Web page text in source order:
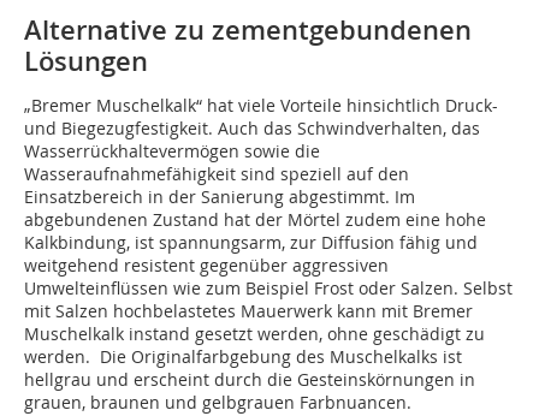
Alternative zu zementgebundenen
Lösungen
„Bremer Muschelkalk“ hat viele Vorteile hinsichtlich Druck-
und Biegezugfestigkeit. Auch das Schwindverhalten, das
Wasserrückhaltevermögen sowie die
Wasseraufnahmefähigkeit sind speziell auf den
Einsatzbereich in der Sanierung abgestimmt. Im
abgebundenen Zustand hat der Mörtel zudem eine hohe
Kalkbindung, ist spannungsarm, zur Diffusion fähig und
weitgehend resistent gegenüber aggressiven
Umwelteinflüssen wie zum Beispiel Frost oder Salzen. Selbst
mit Salzen hochbelastetes Mauerwerk kann mit Bremer
Muschelkalk instand gesetzt werden, ohne geschädigt zu
werden. Die Originalfarbgebung des Muschelkalks ist
hellgrau und erscheint durch die Gesteinskörnungen in
grauen, braunen und gelbgrauen Farbnuancen.